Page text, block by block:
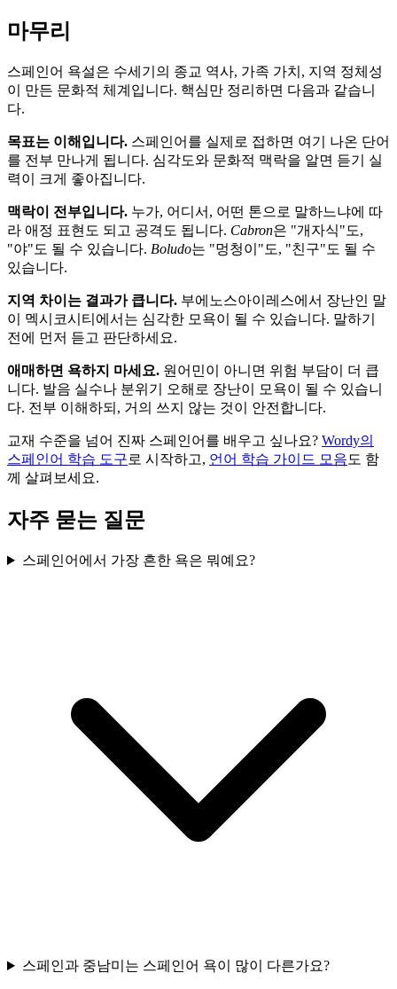
마무리
스페인어 욕설은 수세기의 종교 역사, 가족 가치, 지역 정체성
이 만든 문화적 체계입니다. 핵심만 정리하면 다음과 같습니
다.
목표는 이해입니다. 스페인어를 실제로 접하면 여기 나온 단어
를 전부 만나게 됩니다. 심각도와 문화적 맥락을 알면 듣기 실
력이 크게 좋아집니다.
맥락이 전부입니다. 누가, 어디서, 어떤 톤으로 말하느냐에 따
라 애정 표현도 되고 공격도 됩니다. Cabron은 "개자식"도,
"야"도 될 수 있습니다. Boludo는 "멍청이"도, "친구"도 될 수
있습니다.
지역 차이는 결과가 큽니다. 부에노스아이레스에서 장난인 말
이 멕시코시티에서는 심각한 모욕이 될 수 있습니다. 말하기
전에 먼저 듣고 판단하세요.
애매하면 욕하지 마세요. 원어민이 아니면 위험 부담이 더 큽
니다. 발음 실수나 분위기 오해로 장난이 모욕이 될 수 있습니
다. 전부 이해하되, 거의 쓰지 않는 것이 안전합니다.
교재 수준을 넘어 진짜 스페인어를 배우고 싶나요? Wordy의
스페인어 학습 도구로 시작하고, 언어 학습 가이드 모음도 함
께 살펴보세요.
자주 묻는 질문
스페인어에서 가장 흔한 욕은 뭐예요?
스페인과 중남미는 스페인어 욕이 많이 다른가요?